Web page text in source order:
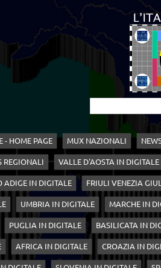
- HOME PAGE MUX NAZIONALI
REGIONALI VALLE D'AOSTA IN DIGITALE
ADIGE IN DIGITALE FRIULI VENEZIA
UMBRIA IN DIGITALE MARCHE IN
PUGLIA IN DIGITALE BASILICATA IN
AFRICA IN DIGITALE CROAZIA IN